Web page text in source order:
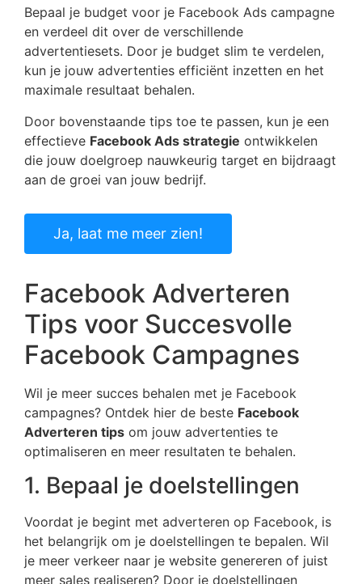
Bepaal je budget voor je Facebook Ads campagne
en verdeel dit over de verschillende
advertentiesets. Door je budget slim te verdelen,
kun je jouw advertenties efficiënt inzetten en het
maximale resultaat behalen.
Door bovenstaande tips toe te passen, kun je een
effectieve Facebook Ads strategie ontwikkelen
die jouw doelgroep nauwkeurig target en bijdraagt
aan de groei van jouw bedrijf.
Ja, laat me meer zien!
Facebook Adverteren
Tips voor Succesvolle
Facebook Campagnes
Wil je meer succes behalen met je Facebook
campagnes? Ontdek hier de beste Facebook
Adverteren tips om jouw advertenties te
optimaliseren en meer resultaten te behalen.
1. Bepaal je doelstellingen
Voordat je begint met adverteren op Facebook, is
het belangrijk om je doelstellingen te bepalen. Wil
je meer verkeer naar je website genereren of juist
meer sales realiseren? Door je doelstellingen